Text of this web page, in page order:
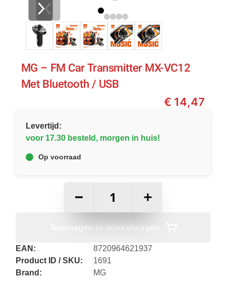
MG – FM Car Transmitter MX-VC12
Met Bluetooth / USB
€ 14,47
Levertijd:
voor 17.30 besteld, morgen in huis!
Op voorraad
+
Toevoegen in winkelwagen
EAN:
8720964621937
Product ID / SKU:
1691
Brand:
MG